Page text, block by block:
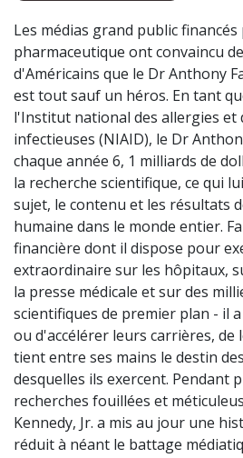
Les médias grand public
pharmaceutique ont convaincu
d'Américains que le Dr Anthony
est tout sauf un héros. En tant
l'Institut national des allergies et
infectieuses (NIAID), le Dr
chaque année 6, 1 milliards de
la recherche scientifique, ce qui
sujet, le contenu et les résultats
humaine dans le monde entier.
financière dont il dispose pour
extraordinaire sur les hôpitaux,
la presse médicale et sur des
scientifiques de premier plan - il
ou d'accélérer leurs carrières, de
tient entre ses mains le destin
desquelles ils exercent. Pendant
recherches fouillées et
Kennedy, Jr. a mis au jour une
réduit à néant le battage